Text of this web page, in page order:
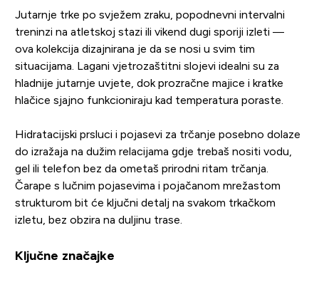
Jutarnje trke po svježem zraku, popodnevni intervalni
treninzi na atletskoj stazi ili vikend dugi sporiji izleti —
ova kolekcija dizajnirana je da se nosi u svim tim
situacijama. Lagani vjetrozaštitni slojevi idealni su za
hladnije jutarnje uvjete, dok prozračne majice i kratke
hlačice sjajno funkcioniraju kad temperatura poraste.
Hidratacijski prsluci i pojasevi za trčanje posebno dolaze
do izražaja na dužim relacijama gdje trebaš nositi vodu,
gel ili telefon bez da ometaš prirodni ritam trčanja.
Čarape s lučnim pojasevima i pojačanom mrežastom
strukturom bit će ključni detalj na svakom trkačkom
izletu, bez obzira na duljinu trase.
Ključne značajke